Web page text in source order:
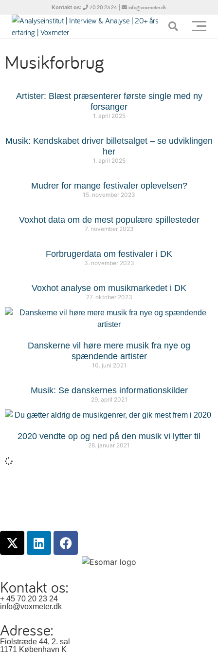
Kontakt os: 70 20 23 24 | info@voxmeter.dk
Musikforbrug
Artister: Blæst præsenterer første single med ny
forsanger
1. april 2025
Musik: Kendskabet driver billetsalget – se udviklingen
her
1. april 2025
Mudrer for mange festivaler oplevelsen?
15. november 2023
Voxhot data om de mest populære spillesteder
7. november 2023
Forbrugerdata om festivaler i DK
3. november 2023
Voxhot analyse om musikmarkedet i DK
27. oktober 2023
Danskerne vil høre mere musik fra nye og
spændende artister
10. juni 2021
Musik: Se danskernes informationskilder
29. april 2021
2020 vendte op og ned på den musik vi lytter til
28. januar 2021
Kontakt os:
+ 45 70 20 23 24
info@voxmeter.dk
Adresse:
Fiolstræde 44, 2. sal
1171 København K